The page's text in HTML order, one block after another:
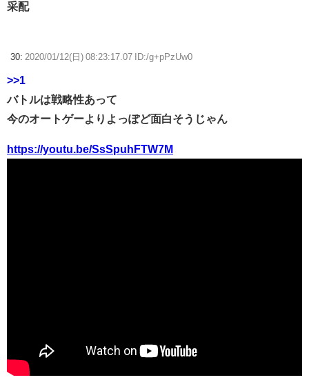
采配
30: 2020/01/12(日) 08:23:17.07 ID:/g+pPzUw0
>>1
バトルは戦略性あって
今のオートゲーよりよっぽど面白そうじゃん
https://youtu.be/SsSpuhFTW7M